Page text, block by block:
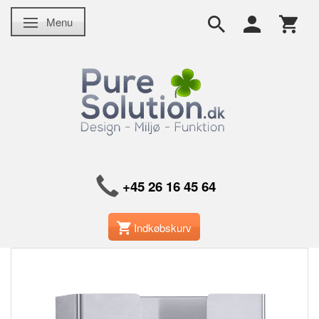
Skifte navigation
Menu
+45 26 16 45 64
Indkøbskurv